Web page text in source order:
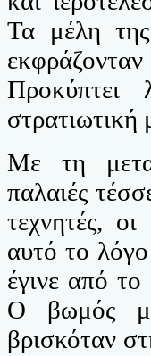
Τα μέλη
Προκύπτει
στρατιωτική
Με τη
παλαιές
τεχνητές,
αυτό το
έγινε από το
Ο βωμός
βρισκόταν